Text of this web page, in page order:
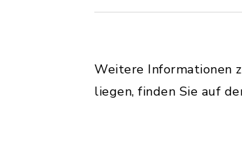
Weitere Informationen
liegen, finden Sie auf